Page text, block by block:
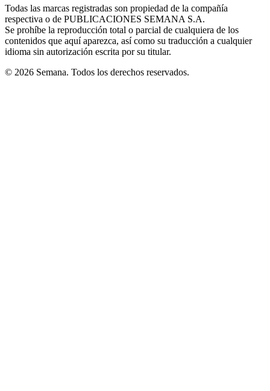
windowwindowwindow
new
window
Todas las marcas registradas son propiedad de la compañía
respectiva o de PUBLICACIONES SEMANA S.A.
Se prohíbe la reproducción total o parcial de cualquiera de los
contenidos que aquí aparezca, así como su traducción a cualquier
idioma sin autorización escrita por su titular.
© 2026 Semana. Todos los derechos reservados.